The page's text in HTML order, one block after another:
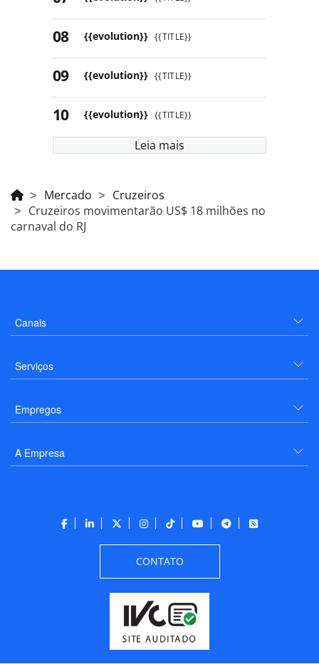
{{evolution}} {{TITLE}}
{{evolution}} {{TITLE}}
{{evolution}} {{TITLE}}
Leia mais
Mercado
Cruzeiros
Cruzeiros movimentarão US$ 18 milhões no
carnaval do RJ
Canais
Serviços
Empregos
A Empresa
CONTATO